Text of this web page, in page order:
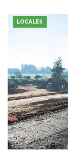
LOCALES